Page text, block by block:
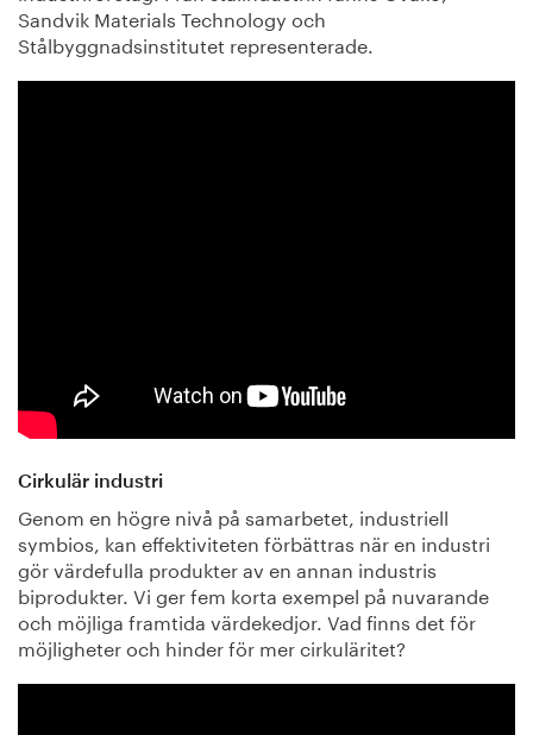
Sandvik Materials Technology och
Stålbyggnadsinstitutet representerade.
Cirkulär industri
Genom en högre nivå på samarbetet, industriell
symbios, kan effektiviteten förbättras när en industri
gör värdefulla produkter av en annan industris
biprodukter. Vi ger fem korta exempel på nuvarande
och möjliga framtida värdekedjor. Vad finns det för
möjligheter och hinder för mer cirkuläritet?